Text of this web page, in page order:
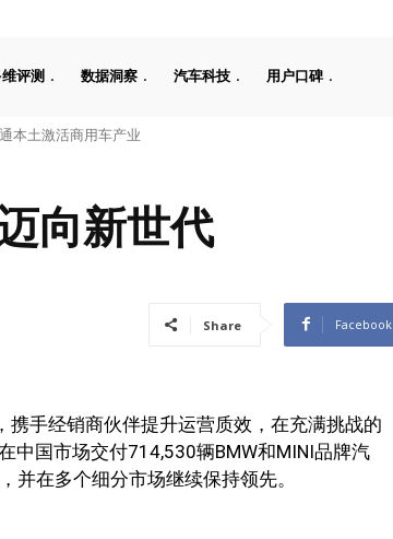
评测 数据洞察 汽车科技 用户口碑
土激活商用车产业
Max上市限时价17.99万元
向新世代
Share Facebook
携手经销商伙伴提升运营质效，在充满挑战的
中国市场交付714,530辆BMW和MINI品牌汽
，并在多个细分市场继续保持领先。